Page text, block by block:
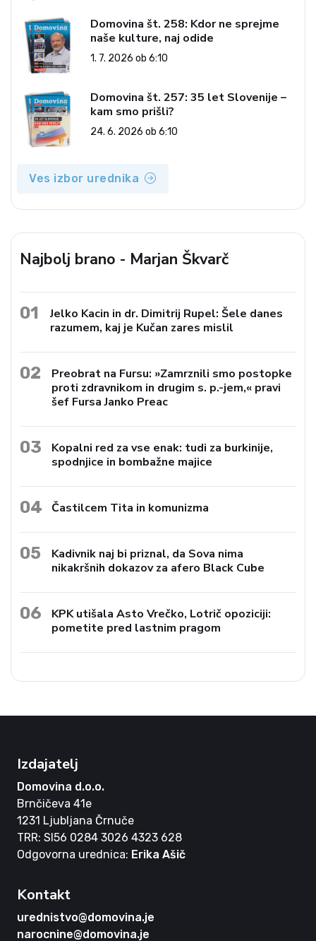
Domovina št. 258: Kdor ne sprejme
naše kulture, naj odide
1. 7. 2026 ob 6:10
Domovina št. 257: 35 let Slovenije –
kam smo prišli?
24. 6. 2026 ob 6:10
Ves izbor urednika
Najbolj brano - Marjan Škvarč
01
Jelko Kacin in dr. Dimitrij Rupel: Šele danes
razumem, kaj je Kučan zares mislil
02
Preobrat na Fursu: »Zamrznili smo postopke
proti zdravnikom in drugim s. p.-jem,« pravi
šef Fursa Janko Preac
03
Kopalni red za vse enak: tudi za burkinije,
spodnjice in bombažne majice
04 Častilcem Tita in komunizma
05
Kadivnik naj bi priznal, da Sova nima
nikakršnih dokazov za afero Black Cube
06
KPK utišala Asto Vrečko, Lotrič opoziciji:
pometite pred lastnim pragom
Izdajatelj
Domovina d.o.o.
Brnčičeva 41e
1231 Ljubljana Črnuče
TRR: SI56 0284 3026 4323 628
Odgovorna urednica: Erika Ašič
Kontakt
urednistvo@domovina.je
narocnine@domovina.je